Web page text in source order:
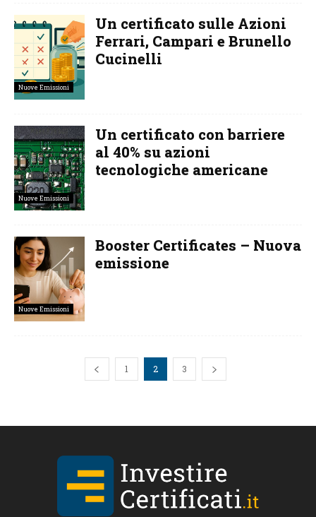
Nuove Emissioni
Un certificato sulle Azioni
Ferrari, Campari e Brunello
Cucinelli
Nuove Emissioni
Un certificato con barriere
al 40% su azioni
tecnologiche americane
Nuove Emissioni
Booster Certificates – Nuova
emissione
1 2 3